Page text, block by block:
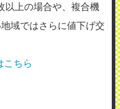
以上の場合や、複合機
域ではさらに値下げ交
こちら